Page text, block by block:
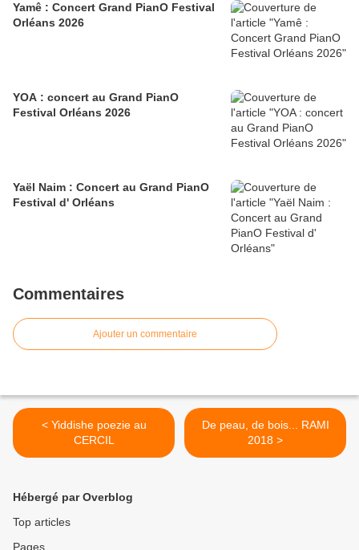
Yamê : Concert Grand PianO Festival
Orléans 2026
YOA : concert au Grand PianO
Festival Orléans 2026
Yaël Naim : Concert au Grand PianO
Festival d' Orléans
Commentaires
Ajouter un commentaire
< Yiddishe poezie au
CERCIL
De peau, de bois... RAMI
2018 >
Hébergé par Overblog
Top articles
Pages